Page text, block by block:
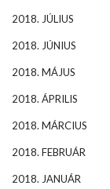
2018. JÚLIUS
2018. JÚNIUS
2018. MÁJUS
2018. ÁPRILIS
2018. MÁRCIUS
2018. FEBRUÁR
2018. JANUÁR